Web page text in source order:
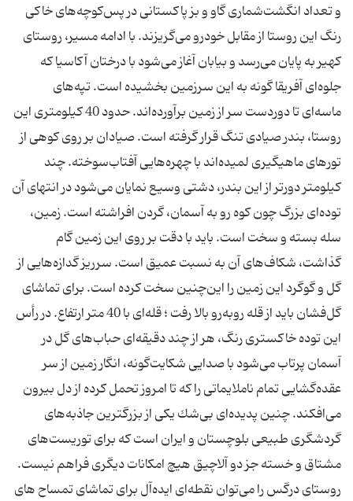
و تعداد انگشت‌شماری گاو و بز پاكستانی در پس‌كوچه‌های خاكی
رنگ این روستا از مقابل خودرو می‌گریزند. با ادامه مسیر، روستای
كهیر به پایان می‌رسد و بیابان آغاز می‌شود با درختان آكاسیا كه
جلوه‌ای آفریقا گونه به این سرزمین بخشیده است. تپه‌های
ماسه‌ای تا دوردست سر از زمین بر‌آورده‌اند. حدود 40 كیلومتری این
روستا، بندر صیادی تنگ قرار گرفته است. صیادان بر روی كوهی از
تورهای ماهیگیری لمیده‌اند با چهره‌هایی آفتاب‌سوخته. چند
كیلومتر دورتر از این بندر، دشتی وسیع نمایان می‌شود در انتهای آن
توده‌ای بزرگ چون كوه رو به آسمان، گردن افراشته است. زمین،
سله بسته و سخت است. باید با دقت بر روی این زمین گام
گذاشت، شكاف‌های آن به نسبت عمیق است. سرریز گدازه‌هایی از
گل و گوگرد این زمین را این‌چنین سخت كرده‌ است. برای تماشای
گل‌فشان باید از قله رو‌به‌رو بالا رفت ؛ قله‌ای با 40 متر ارتفاع. در رأس
این توده‌ خاكستری رنگ، هر از چند دقیقه‌ای حباب‌های گل در
آسمان پرتاب می‌شود با صدایی شكایت‌گونه، انگار زمین از سر
عقده‌گشایی تمام ناملایماتی را كه تا امروز تحمل كرده از دل بیرون
می‌افكند. چنین پدیده‌ای بی‌شك یكی از بزرگترین جاذبه‌های
گردشگری طبیعی بلوچستان و ایران است كه برای توریست‌های
مشتاق و خسته جز دو آلاچیق هیچ امكانات دیگری فراهم نیست.
روستای درگس را می‌توان نقطه‌ای ایده‌آل برای تماشای تمساح های